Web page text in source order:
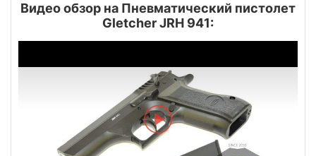
Видео обзор на Пневматический пистолет
Gletcher JRH 941: